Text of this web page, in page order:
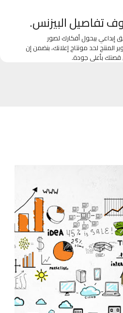
تفاصيل البيزنس.
إبداعي بيحول أفكارك لصور
المنتج لحد مونتاج إعلانك، بنضمن إن
قصتك بأعلى جودة.